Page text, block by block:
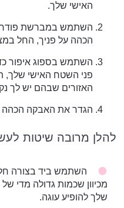
האישי שלך.
השתמש במברשת
הכהה על פניך, החל
השתמש בספוג איפור
פני השטח האישי שלך,
האזורים שבהם יש לך
הגדר את האבקה הכהה
להלן מרובה שיטות
השתמש ביד בצורה
מכיוון שכמות גדולה מדי
שלך להופיע עוגה.